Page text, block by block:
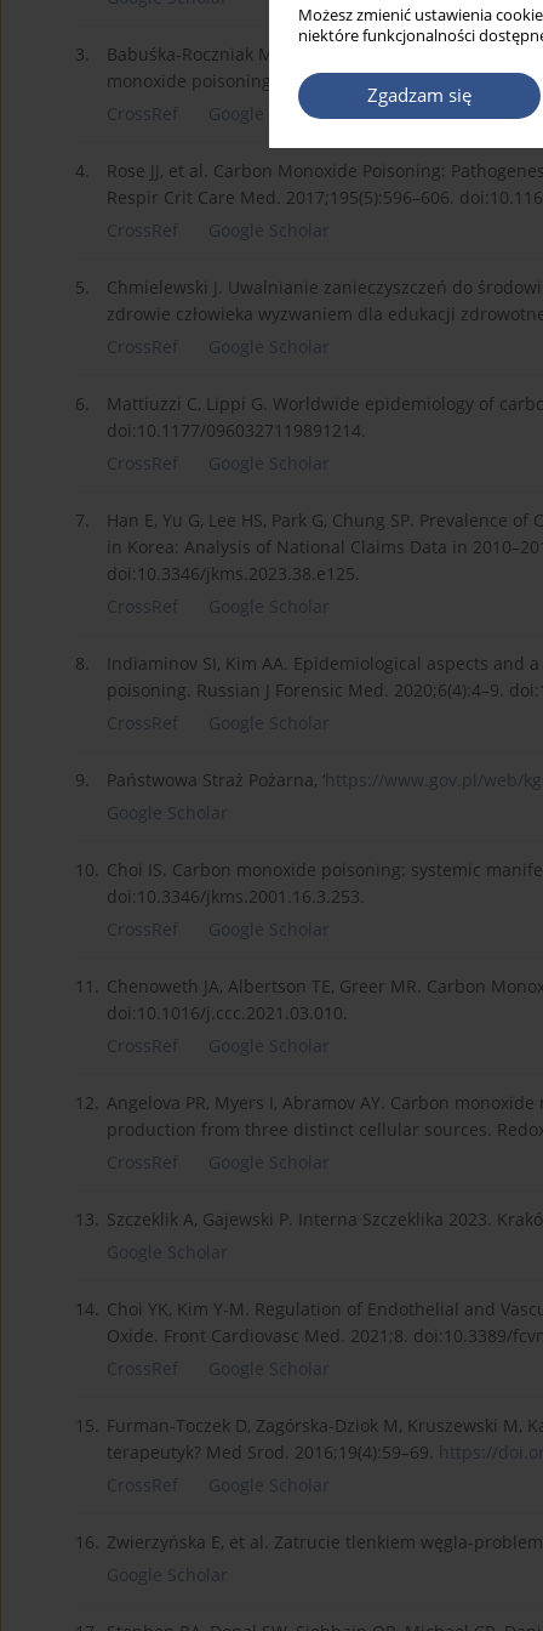
Możesz zmienić ustawienia
niektóre funkcjonalności
Zgadzam się
3.
Babuśka-Roczniak M, Wojtanowska-Kaczka M, Marek
monoxide poisoning – rescue procedurę. Med Og
CrossRef
Google Scholar
4.
Rose JJ, et al. Carbon Monoxide Poisoning:
Respir Crit Care Med. 2017;195(5):596–606.
CrossRef
Google Scholar
5.
Chmielewski J. Uwalnianie zanieczyszczeń do
zdrowie człowieka wyzwaniem dla edukacji
CrossRef
Google Scholar
6.
Mattiuzzi C, Lippi G. Worldwide epidemiology of
doi:10.1177/0960327119891214.
CrossRef
Google Scholar
7.
Han E, Yu G, Lee HS, Park G, Chung SP. Prevalence
in Korea: Analysis of National Claims Data in
doi:10.3346/jkms.2023.38.e125.
CrossRef
Google Scholar
8.
Indiaminov SI, Kim AA. Epidemiological aspects
poisoning. Russian J Forensic Med. 2020;6(4):4–9.
CrossRef
Google Scholar
9. Państwowa Straż Pożarna, ‘https://www.gov.pl/web/
Google Scholar
10. Choi IS. Carbon monoxide poisoning: systemic
doi:10.3346/jkms.2001.16.3.253.
CrossRef
Google Scholar
11. Chenoweth JA, Albertson TE, Greer MR. Carbon
doi:10.1016/j.ccc.2021.03.010.
CrossRef
Google Scholar
12. Angelova PR, Myers I, Abramov AY. Carbon
production from three distinct cellular sources.
CrossRef
Google Scholar
13. Szczeklik A, Gajewski P. Interna Szczeklika 2023.
Google Scholar
14. Choi YK, Kim Y-M. Regulation of Endothelial and
Oxide. Front Cardiovasc Med. 2021;8. doi:10.3389/
CrossRef
Google Scholar
15. Furman-Toczek D, Zagórska-Dziok M, Kruszewski M,
terapeutyk? Med Srod. 2016;19(4):59–69. https://
CrossRef
Google Scholar
16. Zwierzyńska E, et al. Zatrucie tlenkiem węgla-
Google Scholar